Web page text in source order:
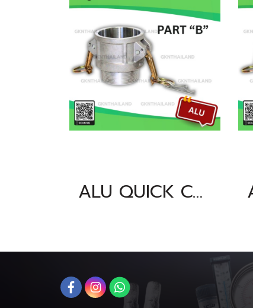
ALU QUICK COUPLING PART "B" SIZE : 6"BSPT, NPT